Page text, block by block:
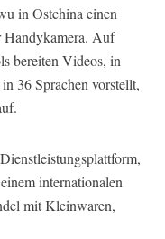
in Ostchina einen
Handykamera. Auf
bereiten Videos, in
36 Sprachen vorstellt,
internationalen
mit Kleinwaren,